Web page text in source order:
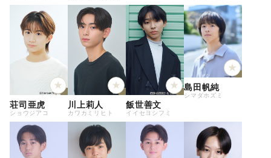
荘司亜虎
ショウジアコ
川上莉人
カワカミリヒト
飯世善文
イイセヨシフミ
島田帆純
シマダホズミ